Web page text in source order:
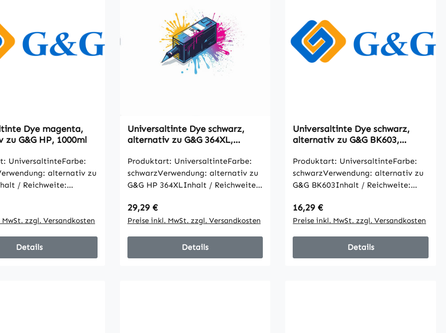
Dye magenta,
G&G HP, 1000ml
UniversaltinteFarbe:
alternativ zu
/ Reichweite:
zzgl. Versandkosten
Details
Universaltinte Dye schwarz,
alternativ zu G&G 364XL,
Produktart: UniversaltinteFarbe:
schwarzVerwendung: alternativ zu
G&G HP 364XLInhalt / Reichweite:
Hersteller
Regulärer Preis:
29,29 €
Preise inkl. MwSt. zzgl. Versandkosten
Details
Universaltinte Dye schwarz,
alternativ zu G&G BK603,
Produktart: UniversaltinteFarbe:
schwarzVerwendung: alternativ zu
G&G BK603Inhalt / Reichweite:
Hersteller
Regulärer Preis:
16,29 €
Preise inkl. MwSt. zzgl. Versandkosten
Details